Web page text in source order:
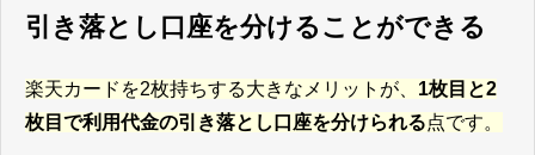
引き落とし口座を分けることができる
楽天カードを2枚持ちする大きなメリットが、 1枚目と2
枚目で利用代金の引き落とし口座を分けられる点です。